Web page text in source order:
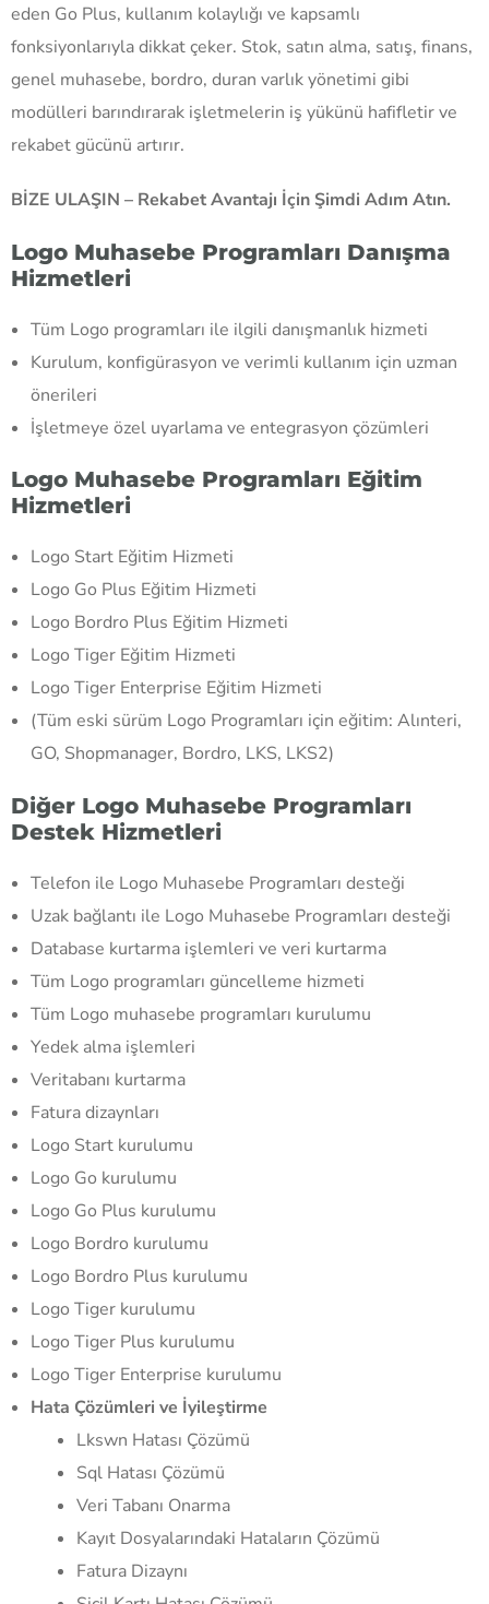
eden Go Plus, kullanım kolaylığı ve kapsamlı
fonksiyonlarıyla dikkat çeker. Stok, satın alma, satış, finans,
genel muhasebe, bordro, duran varlık yönetimi gibi
modülleri barındırarak işletmelerin iş yükünü hafifletir ve
rekabet gücünü artırır.
BİZE ULAŞIN – Rekabet Avantajı İçin Şimdi Adım Atın.
Logo Muhasebe Programları Danışma
Hizmetleri
Tüm Logo programları ile ilgili danışmanlık hizmeti
Kurulum, konfigürasyon ve verimli kullanım için uzman
önerileri
İşletmeye özel uyarlama ve entegrasyon çözümleri
Logo Muhasebe Programları Eğitim
Hizmetleri
Logo Start Eğitim Hizmeti
Logo Go Plus Eğitim Hizmeti
Logo Bordro Plus Eğitim Hizmeti
Logo Tiger Eğitim Hizmeti
Logo Tiger Enterprise Eğitim Hizmeti
(Tüm eski sürüm Logo Programları için eğitim: Alınteri,
GO, Shopmanager, Bordro, LKS, LKS2)
Diğer Logo Muhasebe Programları
Destek Hizmetleri
Telefon ile Logo Muhasebe Programları desteği
Uzak bağlantı ile Logo Muhasebe Programları desteği
Database kurtarma işlemleri ve veri kurtarma
Tüm Logo programları güncelleme hizmeti
Tüm Logo muhasebe programları kurulumu
Yedek alma işlemleri
Veritabanı kurtarma
Fatura dizaynları
Logo Start kurulumu
Logo Go kurulumu
Logo Go Plus kurulumu
Logo Bordro kurulumu
Logo Bordro Plus kurulumu
Logo Tiger kurulumu
Logo Tiger Plus kurulumu
Logo Tiger Enterprise kurulumu
Hata Çözümleri ve İyileştirme
Lkswn Hatası Çözümü
Sql Hatası Çözümü
Veri Tabanı Onarma
Kayıt Dosyalarındaki Hataların Çözümü
Fatura Dizaynı